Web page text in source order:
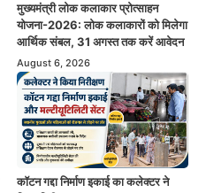
मुख्यमंत्री लोक कलाकार प्रोत्साहन
योजना-2026: लोक कलाकारों को मिलेगा
आर्थिक संबल, 31 अगस्त तक करें आवेदन
August 6, 2026
कॉटन गद्दा निर्माण इकाई का कलेक्टर ने